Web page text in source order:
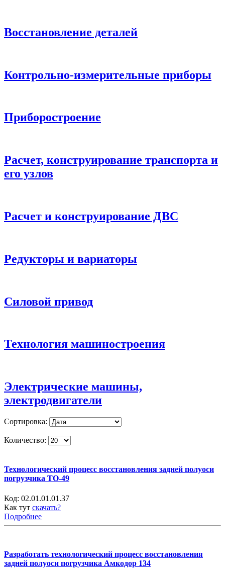
Восстановление деталей
Контрольно-измерительные приборы
Приборостроение
Расчет, конструирование транспорта и
его узлов
Расчет и конструирование ДВС
Редукторы и вариаторы
Силовой привод
Технология машиностроения
Электрические машины,
электродвигатели
Сортировка:
Количество:
Технологический процесс восстановления задней полуоси
погрузчика ТО-49
Код: 02.01.01.01.37
Как тут скачать?
Подробнее
Разработать технологический процесс восстановления
задней полуоси погрузчика Амкодор 134